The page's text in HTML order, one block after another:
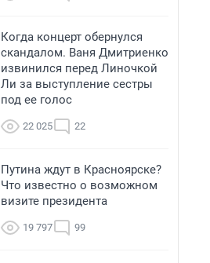
Когда концерт обернулся
скандалом. Ваня Дмитриенко
извинился перед Линочкой
Ли за выступление сестры
под ее голос
22 025 22
Путина ждут в Красноярске?
Что известно о возможном
визите президента
19 797 99